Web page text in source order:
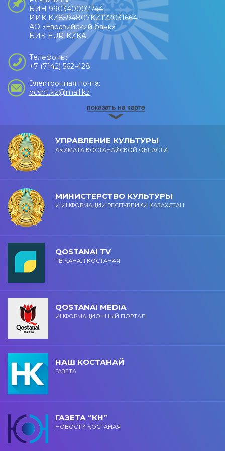
БИН 990340002744
ИИК KZ8594807KZT22031664
АО «Евразийский банк»
БИК EURIKZKA
Телефоны:
+7 (7142) 562-428
Электронная почта:
ocsnt.kz@mail.kz
УПРАВЛЕНИЕ КУЛЬТУРЫ
АКИМАТА КОСТАНАЙСКОЙ ОБЛАСТИ
МИНИСТЕРСТВО КУЛЬТУРЫ
И ИНФОРМАЦИИ РЕСПУБЛИКИ КАЗАХСТАН
QOSTANAI TV
ТВ КАНАЛ КОСТАНАЯ
QOSTANAI MEDIA
ИНФОРМАЦИОННЫЙ ПОРТАЛ
НАШ КОСТАНАЙ
ГАЗЕТА
ГАЗЕТА “КН”
НОВОСТИ КОСТАНАЯ